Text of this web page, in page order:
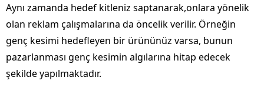
Aynı zamanda hedef kitleniz saptanarak,onlara yönelik
olan reklam çalışmalarına da öncelik verilir. Örneğin
genç kesimi hedefleyen bir ürününüz varsa, bunun
pazarlanması genç kesimin algılarına hitap edecek
şekilde yapılmaktadır.